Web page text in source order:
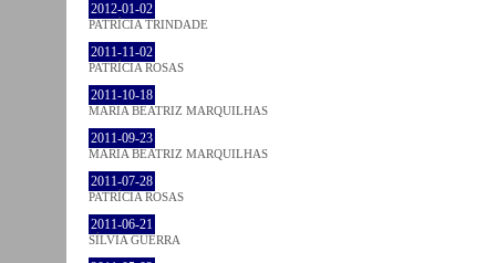
2012-01-02
PATRÍCIA TRINDADE
2011-11-02
PATRÍCIA ROSAS
2011-10-18
MARIA BEATRIZ MARQUILHAS
2011-09-23
MARIA BEATRIZ MARQUILHAS
2011-07-28
PATRÍCIA ROSAS
2011-06-21
SÍLVIA GUERRA